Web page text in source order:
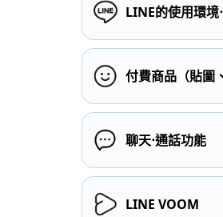
LINE的使用環境
付費商品（貼圖
聊天⋅通話功能
LINE VOOM